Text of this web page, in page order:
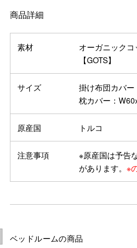
商品詳細
素材
オーガニック
【GOTS】
サイズ
掛け布団カバ
枕カバー：
原産国 トルコ
注意事項
※原産国は予告
があります。※
ベッドルームの商品